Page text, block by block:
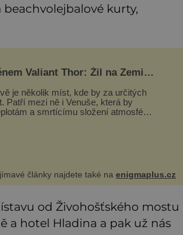
kurty,
Valiant Thor: Žil na Zemi
je několik míst, kde by za určitých
Patří mezi ně i Venuše, která by
a smrtícímu složení atmosféry
články najdete také naenigmaplus.cz
od Živohošťského mostu
a hotel Hladina a pak už nás